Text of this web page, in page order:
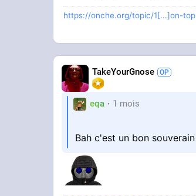
https://onche.org/topic/1[...]on-
TakeYourGnose
eqa 1 mois
Bah c'est un bon